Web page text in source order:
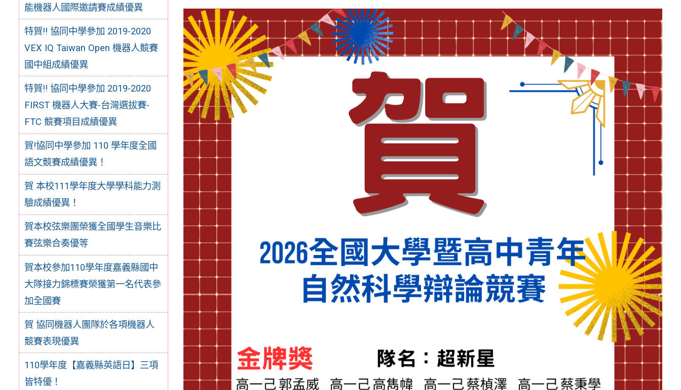
能機器人國際邀請賽成績優異
特賀!! 協同中學參加 2019-2020
VEX IQ Taiwan Open 機器人競賽
國中組成績優異
特賀!! 協同中學參加 2019-2020
FIRST 機器人大賽-台灣選拔賽-
FTC 競賽項目成績優異
賀!協同中學參加 110 學年度全國
語文競賽成績優異！
賀 本校111學年度大學學科能力測
驗成績優異！
賀本校弦樂團榮獲全國學生音樂比
賽弦樂合奏優等
賀本校參加110學年度嘉義縣國中
大隊接力錦標賽榮獲第一名代表參
加全國賽
賀 協同機器人團隊於各項機器人
競賽表現優異
110學年度【嘉義縣英語日】三項
皆特優！